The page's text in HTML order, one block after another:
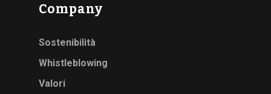
Company
Sostenibilità
Whistleblowing
Valori